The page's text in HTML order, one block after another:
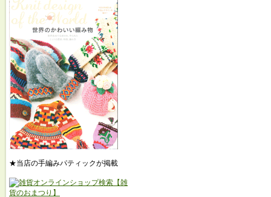
★当店の手編みパティックが掲載